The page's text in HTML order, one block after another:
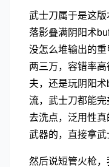
武士刀属于是这
落影叠满阴阳术
没怎么堆输出的
两三万，容错率
夫，还是玩阴阳
流，武士刀都能
去洗点，泛用性
武器的，直接拿武
然后说短管火枪，